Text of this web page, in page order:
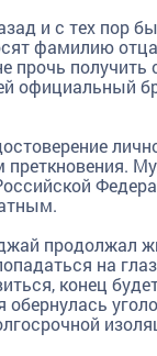
и с тех пор
фамилию
получить
официальный
продолжал
на
конец